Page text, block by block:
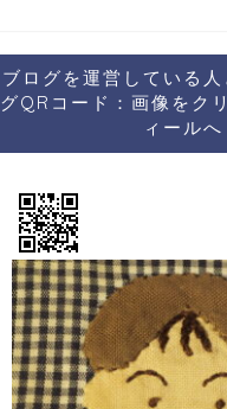
ブログを運営している
グQRコード：画像をク
ィールへ